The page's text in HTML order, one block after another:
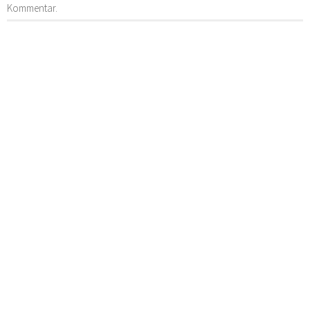
Kommentar.